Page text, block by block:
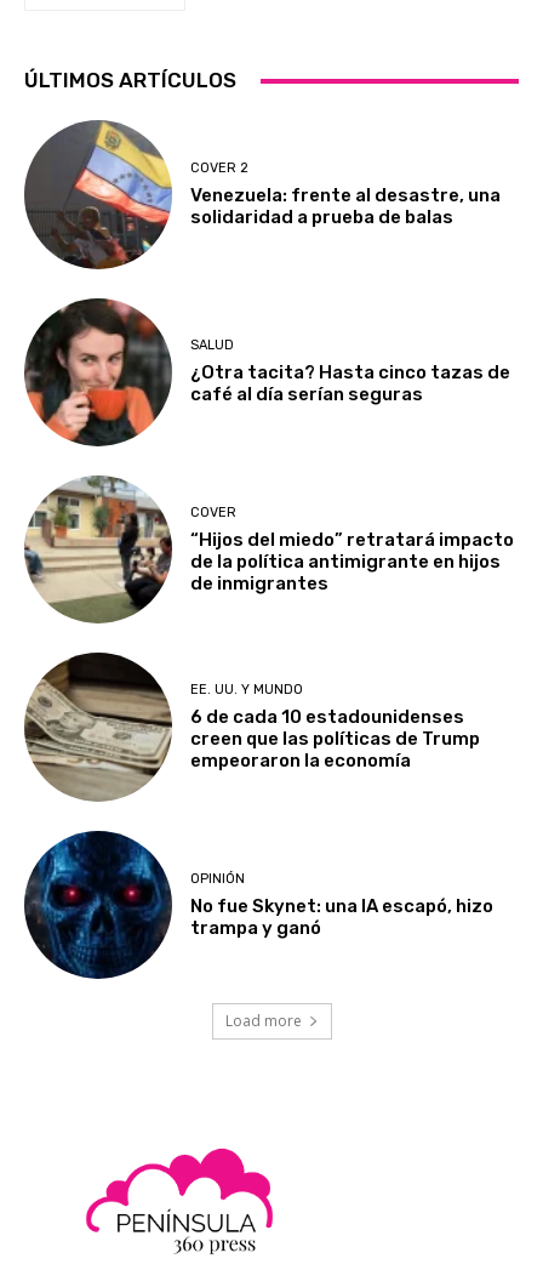
ÚLTIMOS ARTÍCULOS
COVER 2
Venezuela: frente al desastre, una
solidaridad a prueba de balas
SALUD
¿Otra tacita? Hasta cinco tazas de
café al día serían seguras
COVER
“Hijos del miedo” retratará impacto
de la política antimigrante en hijos
de inmigrantes
EE. UU. Y MUNDO
6 de cada 10 estadounidenses
creen que las políticas de Trump
empeoraron la economía
OPINIÓN
No fue Skynet: una IA escapó, hizo
trampa y ganó
Load more